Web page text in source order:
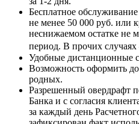
Бесплатное
не менее 50 000 руб. или
неснижаемом остатке не
период. В прочих
Удобные дистанционные
Возможность оформить
родных.
Разрешенный овердрафт
Банка и с согласия
за каждый день